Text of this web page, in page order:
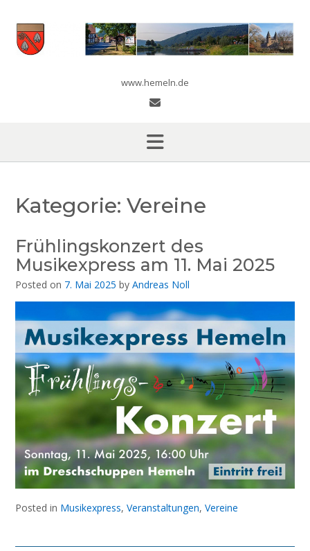
content
www.hemeln.de
Kategorie: Vereine
Frühlingskonzert des
Musikexpress am 11. Mai 2025
Posted on 7. Mai 2025 by Andreas Noll
Posted in Musikexpress, Veranstaltungen, Vereine